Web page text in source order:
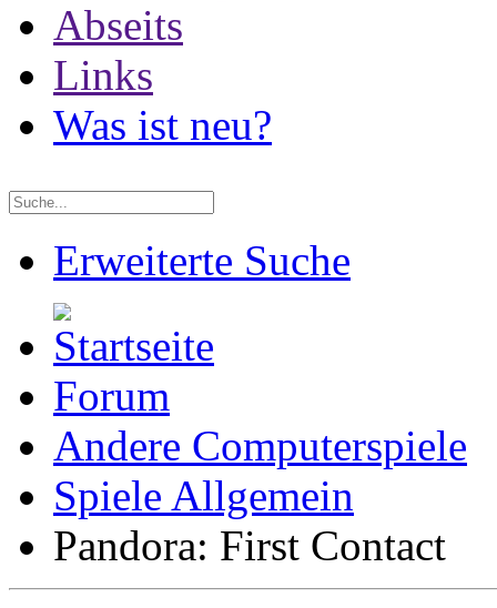
Abseits
Links
Was ist neu?
Erweiterte Suche
Forum
Andere Computerspiele
Spiele Allgemein
Pandora: First Contact